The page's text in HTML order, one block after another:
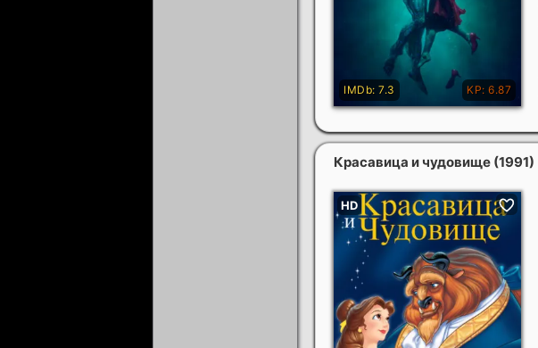
Красавица и чудовище (1991)